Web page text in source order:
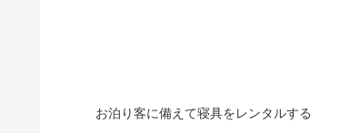
お泊り客に備えて寝具をレンタルする